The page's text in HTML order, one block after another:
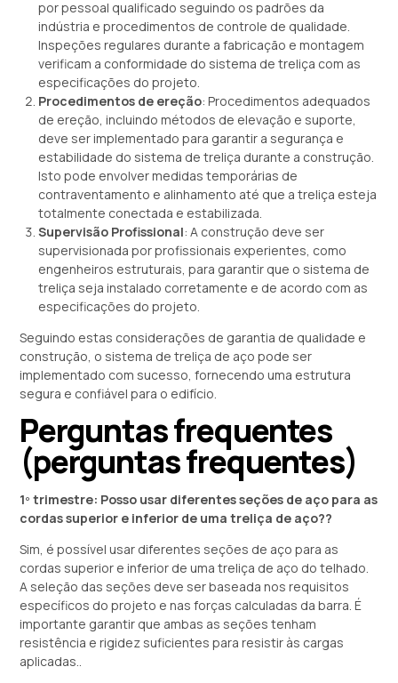
por pessoal qualificado seguindo os padrões da
indústria e procedimentos de controle de qualidade.
Inspeções regulares durante a fabricação e montagem
verificam a conformidade do sistema de treliça com as
especificações do projeto.
Procedimentos de ereção: Procedimentos adequados
de ereção, incluindo métodos de elevação e suporte,
deve ser implementado para garantir a segurança e
estabilidade do sistema de treliça durante a construção.
Isto pode envolver medidas temporárias de
contraventamento e alinhamento até que a treliça esteja
totalmente conectada e estabilizada.
Supervisão Profissional: A construção deve ser
supervisionada por profissionais experientes, como
engenheiros estruturais, para garantir que o sistema de
treliça seja instalado corretamente e de acordo com as
especificações do projeto.
Seguindo estas considerações de garantia de qualidade e
construção, o sistema de treliça de aço pode ser
implementado com sucesso, fornecendo uma estrutura
segura e confiável para o edifício.
Perguntas frequentes
(perguntas frequentes)
1º trimestre: Posso usar diferentes seções de aço para as
cordas superior e inferior de uma treliça de aço??
Sim, é possível usar diferentes seções de aço para as
cordas superior e inferior de uma treliça de aço do telhado.
A seleção das seções deve ser baseada nos requisitos
específicos do projeto e nas forças calculadas da barra. É
importante garantir que ambas as seções tenham
resistência e rigidez suficientes para resistir às cargas
aplicadas..